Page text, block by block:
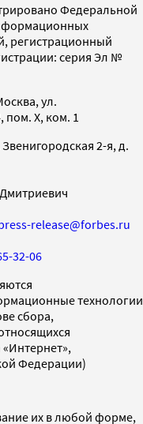
Федеральной
регистрационный
серия Эл №
ул.
пом. X, ком. 1
2-я, д.
release@forbes.ru
32-06
технологии
сбора,
Федерации)
их в любой форме,